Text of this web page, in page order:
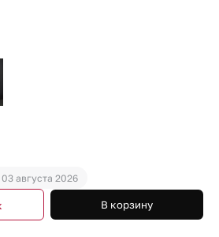
03 августа 2026
В корзину